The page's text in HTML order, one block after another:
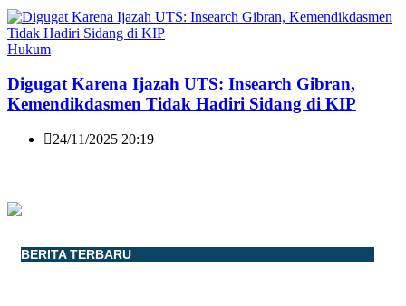
Hukum
Digugat Karena Ijazah UTS: Insearch Gibran,
Kemendikdasmen Tidak Hadiri Sidang di KIP
24/11/2025 20:19
BERITA TERBARU